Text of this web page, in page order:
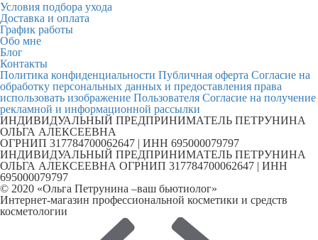
Условия подбора ухода
Доставка и оплата
График работы
Обо мне
Блог
Контакты
Политика конфиденциальности Публичная оферта Согласие на
обработку персональных данных и предоставления права
использовать изображение Пользователя Согласие на получение
рекламной и информационной рассылки
ИНДИВИДУАЛЬНЫЙ ПРЕДПРИНИМАТЕЛЬ ПЕТРУНИНА
ОЛЬГА АЛЕКСЕЕВНА
ОГРНИП 317784700062647 | ИНН 695000079797
ИНДИВИДУАЛЬНЫЙ ПРЕДПРИНИМАТЕЛЬ ПЕТРУНИНА
ОЛЬГА АЛЕКСЕЕВНА ОГРНИП 317784700062647 | ИНН
695000079797
© 2020 «Ольга Петрунина –ваш бьютиолог»
Интернет-магазин профессиональной косметики и средств
косметологии